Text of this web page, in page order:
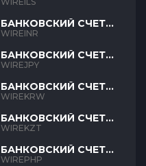
БАНКОВСКИЙ СЧЕТ
INR
WIREINR
БАНКОВСКИЙ СЧЕТ
JPY
WIREJPY
БАНКОВСКИЙ СЧЕТ
KRW
WIREKRW
БАНКОВСКИЙ СЧЕТ
KZT
WIREKZT
БАНКОВСКИЙ СЧЕТ
PHP
WIREPHP